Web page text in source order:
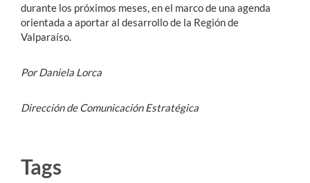
durante los próximos meses, en el marco de una agenda
orientada a aportar al desarrollo de la Región de
Valparaíso.
Por Daniela Lorca
Dirección de Comunicación Estratégica
Tags